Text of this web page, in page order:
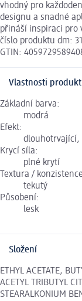
vhodný pro
designu a snadné
přináší inspiraci pro
číslo produktu dm:
GTIN:
Vlastnosti
Základní barva:
modrá
Efekt:
Krycí síla:
plné krytí
Textura /
tekutý
Působení:
lesk
Složení
ETHYL ACETATE,
ACETYL TRIBUTYL
STEARALKONIUM